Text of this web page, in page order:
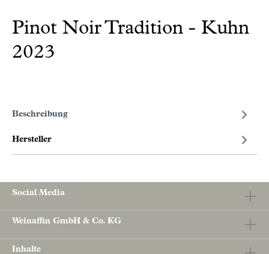
Pinot Noir Tradition - Kuhn
2023
Beschreibung
Hersteller
Social Media
Weinaffin GmbH & Co. KG
Inhalte